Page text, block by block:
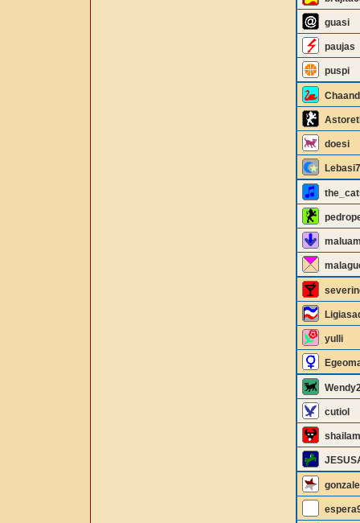
guasi
paujas
puspi
doesi
yulli
cutiol